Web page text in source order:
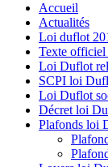
Accueil
Actualités
Loi duflot
Texte
Loi Duflot
SCPI loi
Loi Duflot
Décret loi
Plafonds loi